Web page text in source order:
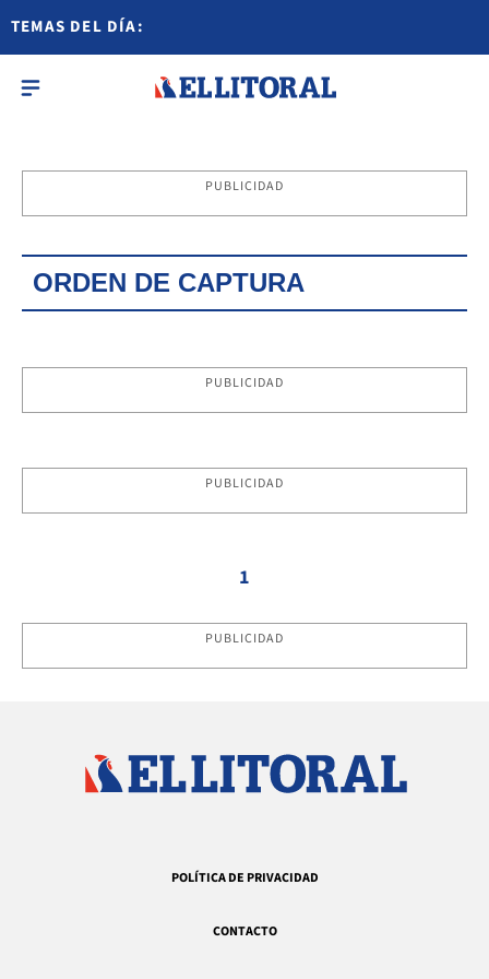
TEMAS DEL DÍA:
PUBLICIDAD
ORDEN DE CAPTURA
PUBLICIDAD
PUBLICIDAD
1
PUBLICIDAD
POLÍTICA DE PRIVACIDAD
CONTACTO